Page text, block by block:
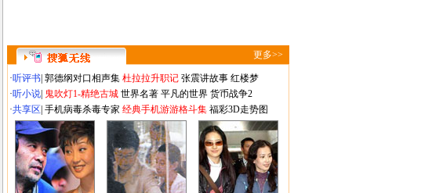
更多>>
·听评书 郭德纲对口相声集 杜拉拉升职记 张震讲故事 红楼梦
·听小说 鬼吹灯1-精绝古城 世界名著 平凡的世界 货币战争2
·共享区 手机病毒杀毒专家 经典手机游游格斗集 福彩3D走势图